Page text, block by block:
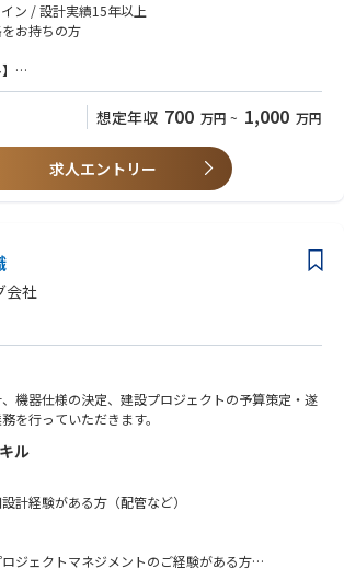
ェクトは複数名のメンバー構成となり、プロジェク
となります。
、コスト、品質管理は各PMが管理します。
ント）定例主催
修繕計画の進捗管理
ックと同様に環境による顧客への訴求も重視していま
定める業務
ション】
ントグループのコンストラクションマネジメントチー
施設の新規・改修・修繕計画などを行う部門です。
ームのマネジメントをご担当いただくチームリーダ
ンです。
ン / 設計実績15年以上
お持ちの方
ラクションマネジャー)の資格をお持ちの方
ご入社後に取得いただく予定です。
ション能力
に基づいたPJ推進力
想定年収 700 万円 ~ 1,000 万円
求人エントリー
会社
機器仕様の決定、建設プロジェクトの予算策定・遂
を行っていただきます。
ル
計経験がある方（配管など）
ジェクトマネジメントのご経験がある方